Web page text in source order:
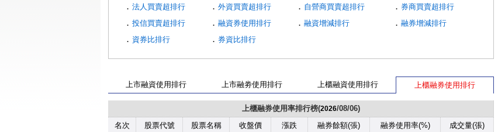
． 法人買賣超排行 ． 外資買賣超排行 ． 自營商買賣超排行 ． 券商買賣超排行
． 投信買賣超排行 ． 融資券使用排行 ． 融資增減排行 ． 融券增減排行
． 資券比排行 ． 券資比排行
上市融資使用排行 上市融劵使用排行 上櫃融資使用排行 上櫃融券使用排行
上櫃融券使用率排行榜(2026/08/06)
名次
股票代號 股票名稱 收盤價 漲跌 融券餘額(張) 融券使用率(%) 成交量(張)